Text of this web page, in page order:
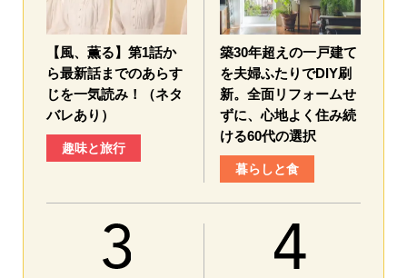
【風、薫る】第1話か
ら最新話までのあらす
じを一気読み！（ネタ
バレあり）
趣味と旅行
築30年超えの一戸建て
を夫婦ふたりでDIY刷
新。全面リフォームせ
ずに、心地よく住み続
ける60代の選択
暮らしと食